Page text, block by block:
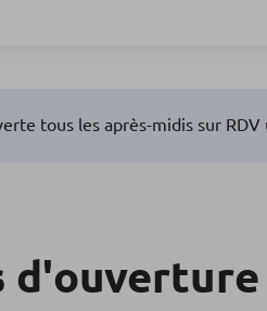
tous les après-midis sur
d'ouverture